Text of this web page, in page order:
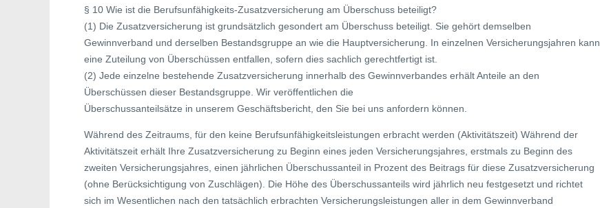
§ 10 Wie ist die Berufsunfähigkeits-Zusatzversicherung am Überschuss beteiligt?
(1) Die Zusatzversicherung ist grundsätzlich gesondert am Überschuss beteiligt. Sie gehört demselben
Gewinnverband und derselben Bestandsgruppe an wie die Hauptversicherung. In einzelnen Versicherungsjahren kann
eine Zuteilung von Überschüssen entfallen, sofern dies sachlich gerechtfertigt ist.
(2) Jede einzelne bestehende Zusatzversicherung innerhalb des Gewinnverbandes erhält Anteile an den
Überschüssen dieser Bestandsgruppe. Wir veröffentlichen die
Überschussanteilsätze in unserem Geschäftsbericht, den Sie bei uns anfordern können.
Während des Zeitraums, für den keine Berufsunfähigkeitsleistungen erbracht werden (Aktivitätszeit) Während der
Aktivitätszeit erhält Ihre Zusatzversicherung zu Beginn eines jeden Versicherungsjahres, erstmals zu Beginn des
zweiten Versicherungsjahres, einen jährlichen Überschussanteil in Prozent des Beitrags für diese Zusatzversicherung
(ohne Berücksichtigung von Zuschlägen). Die Höhe des Überschussanteils wird jährlich neu festgesetzt und richtet
sich im Wesentlichen nach den tatsächlich erbrachten Versicherungsleistungen aller in dem Gewinnverband